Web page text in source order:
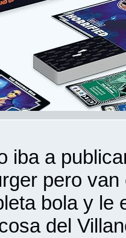
iba a
pero
bola y le
del